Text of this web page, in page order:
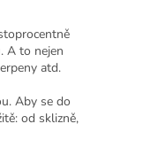
A to nejen
atd.
Aby se do
od sklizně,